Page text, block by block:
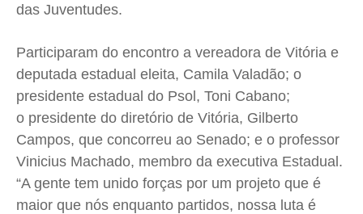
das Juventudes.
Participaram do encontro a vereadora de Vitória e
deputada estadual eleita, Camila Valadão; o
presidente estadual do Psol, Toni Cabano;
o presidente do diretório de Vitória, Gilberto
Campos, que concorreu ao Senado; e o professor
Vinicius Machado, membro da executiva Estadual.
“A gente tem unido forças por um projeto que é
maior que nós enquanto partidos, nossa luta é